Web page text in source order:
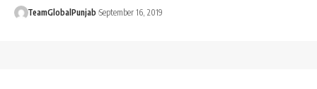
TeamGlobalPunjab September 16, 2019